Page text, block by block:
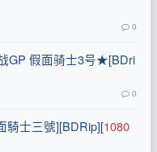
0
GP 假面骑士3号★[BDri
0
騎士三號][BDRip][1080